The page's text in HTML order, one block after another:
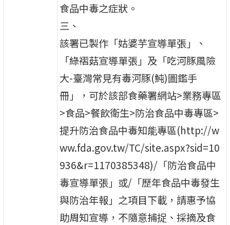
食品中毒之症狀。
三、
該署已製作「姑婆芋宣導單張」、
「綠褶菇宣導單張」及「吃河豚風險
大-臺灣常見有毒河豚(魨)圖鑑手
冊」，可於該部食藥署網站>業務專區
>食品>餐飲衛生>防治食品中毒專區>
提升防治食品中毒知能專區(http://w
ww.fda.gov.tw/TC/site.aspx?sid=10
936&r=1170385348)/「防治食品中
毒宣導單張」或/「歷年食品中毒發生
與防治年報」之項目下載，請惠予協
助周知宣導，不隨意捕捉、採摘及食